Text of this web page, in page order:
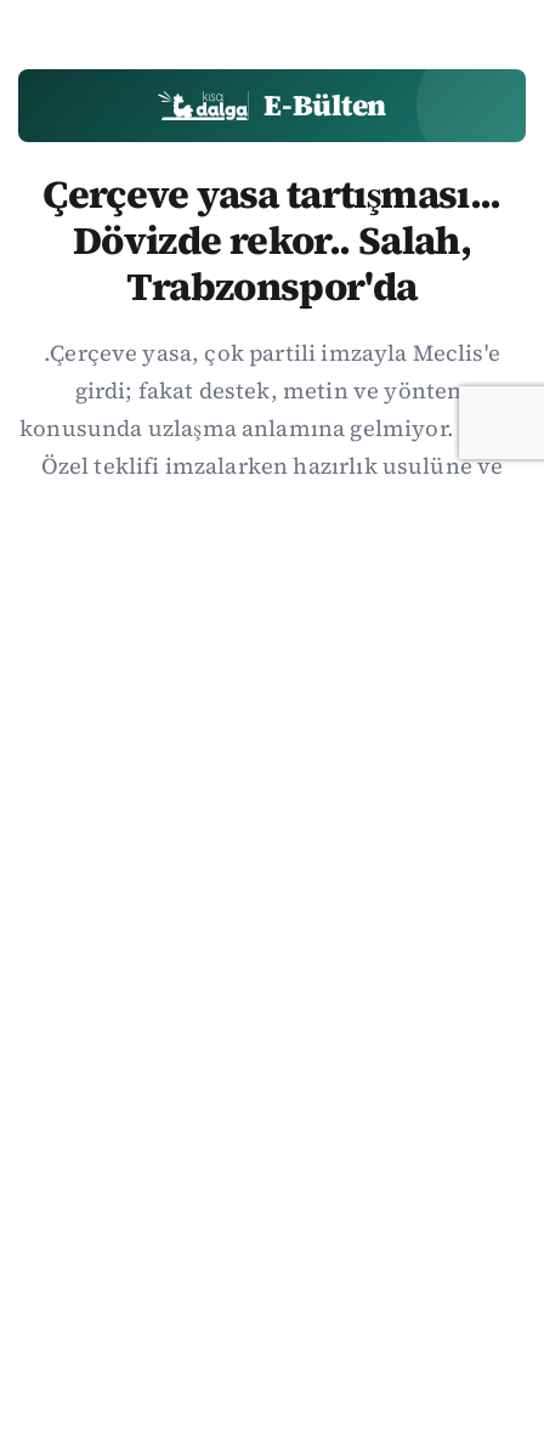
E-Bülten
Çerçeve yasa tartışması...
Dövizde rekor.. Salah,
Trabzonspor'da
.Çerçeve yasa, çok partili imzayla Meclis'e
girdi; fakat destek, metin ve yöntem
konusunda uzlaşma anlamına gelmiyor. Özgür
Özel teklifi imzalarken hazırlık usulüne ve